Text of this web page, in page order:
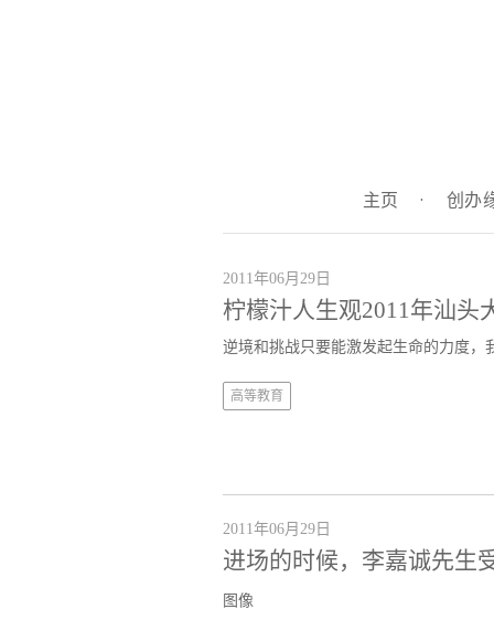
主页 · 创办
2011年06月29日
柠檬汁人生观2011年汕头
逆境和挑战只要能激发起生命的力度
高等教育
2011年06月29日
进场的时候，李嘉诚先生
图像